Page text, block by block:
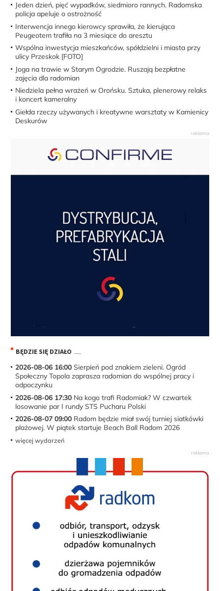
Jeden dzień, pięć wypadków, siedmioro rannych. Radomska
policja apeluje o ostrożność
Interwencja innego kierowcy sprawiła, że kierująca
Peugeotem trafiła na 3 miesiące do aresztu
Wspólna inwestycja mieszkańców, spółdzielni i miasta przy
ulicy Przeskok [FOTO]
Joga na trawie w Starym Ogrodzie. Ruszają bezpłatne
zajęcia dla radomian
Niedziela pełna wrażeń w Orońsku. Sztuka, plenerowy relaks
i koncert kameralny
Giełda rzeczy używanych i kreatywne warsztaty w Kamienicy
Deskurów
BĘDZIE SIĘ DZIAŁO
2026-08-06 16:00 Sierpień pod znakiem zieleni. Ogród
Społeczny Topola zaprasza radomian do wspólnej pracy i
odpoczynku
2026-08-06 17:30 Na kogo trafi Radomiak? W czwartek
losowanie par I rundy STS Pucharu Polski
2026-08-07 09:00 Radom będzie miał swój turniej siatkówki
plażowej. W piątek startuje Beach Ball Radom 2026
więcej wydarzeń